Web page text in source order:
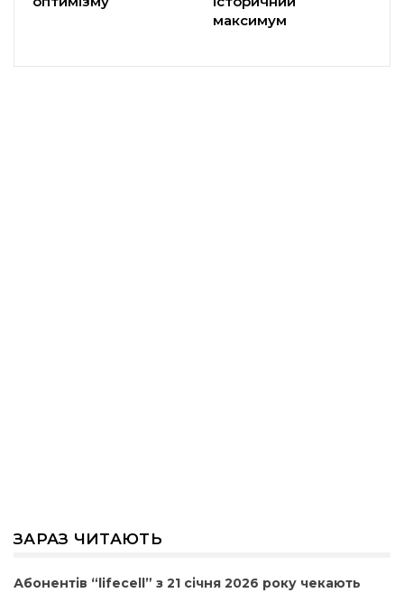
максимум
ЗАРАЗ ЧИТАЮТЬ
Абонентів “lifecell” з 21 січня 2026 року чекають